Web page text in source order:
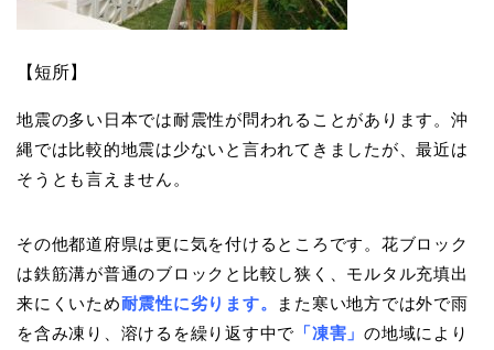
【短所】
地震の多い日本では耐震性が問われることがあります。沖
縄では比較的地震は少ないと言われてきましたが、最近は
そうとも言えません。
その他都道府県は更に気を付けるところです。花ブロック
は鉄筋溝が普通のブロックと比較し狭く、モルタル充填出
来にくいため耐震性に劣ります。
また寒い地方では外で雨
を含み凍り、溶けるを繰り返す中で 「凍害」の地域により